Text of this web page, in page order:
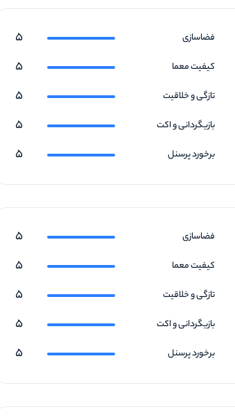
فضاسازی 5
کیفیت معما 5
تازگی و خلاقیت 5
بازیگردانی و اکت 5
برخورد پرسنل 5
فضاسازی 5
کیفیت معما 5
تازگی و خلاقیت 5
بازیگردانی و اکت 5
برخورد پرسنل 5